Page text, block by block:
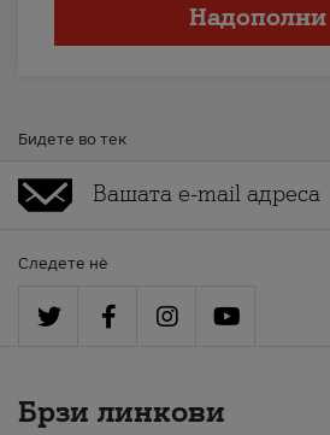
Надополни
Бидете во тек
Следете нè
Брзи линкови